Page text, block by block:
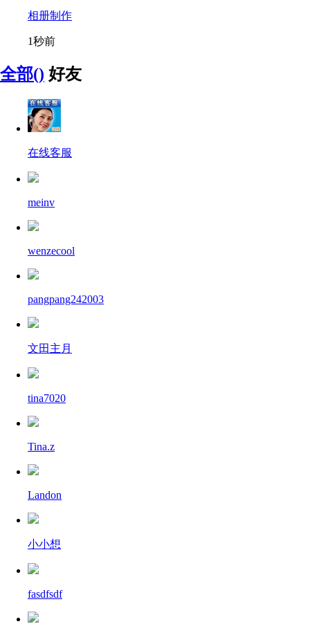
相册制作
1秒前
全部() 好友
在线客服
meinv
wenzecool
pangpang242003
文田主月
tina7020
Tina.z
Landon
小小想
fasdfsdf